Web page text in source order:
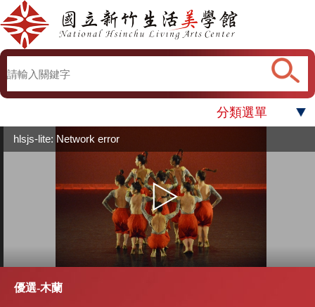
分類選單
hlsjs-lite: Network error
優選-木蘭